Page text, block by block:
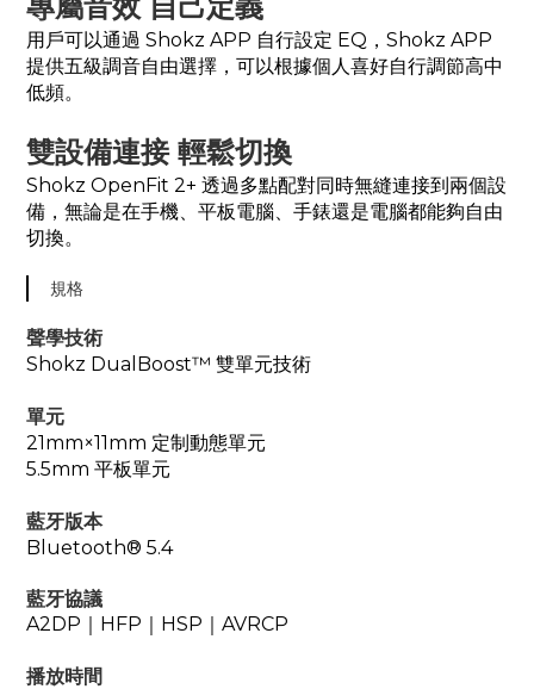
用戶可以通過 Shokz APP 自行設定 EQ，Shokz APP
提供五級調音自由選擇，可以根據個人喜好自行調節高中
低頻。
雙設備連接 輕鬆切換
Shokz OpenFit 2+ 透過多點配對同時無縫連接到兩個設
備，無論是在手機、平板電腦、手錶還是電腦都能夠自由
切換。
規格
聲學技術
Shokz DualBoost™ 雙單元技術
單元
21mm×11mm 定制動態單元
5.5mm 平板單元
藍牙版本
Bluetooth® 5.4
藍牙協議
A2DP ｜ HFP ｜ HSP ｜ AVRCP
播放時間